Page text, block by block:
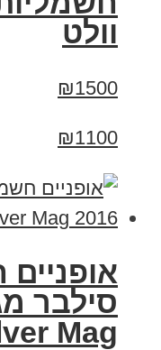
וולט
₪1500
₪1100
Mag